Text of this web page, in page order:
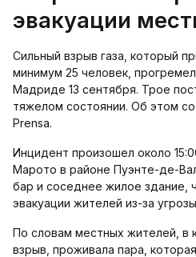
эвакуации
Сильный взрыв газа, который
минимум 25 человек,
Мадриде 13 сентября. Трое
тяжелом состоянии. Об этом
Prensa.
Инцидент произошел около
Марото в районе Пуэнте-де-
бар и соседнее жилое здание,
эвакуации жителей из-за
По словам местных жителей, в
взрыв, проживала пара,